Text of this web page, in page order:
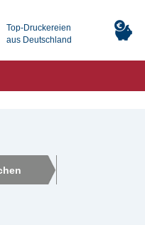
Top-Druckereien
aus Deutschland